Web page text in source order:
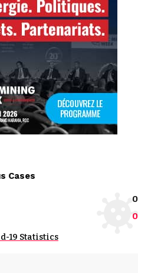
Cases
0
0
19 Statistics